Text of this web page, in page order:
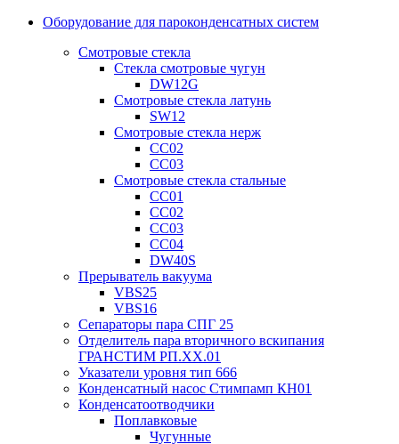
Оборудование для пароконденсатных систем
Смотровые стекла
Стекла смотровые чугун
DW12G
Смотровые стекла латунь
SW12
Смотровые стекла нерж
СС02
СС03
Смотровые стекла стальные
СС01
СС02
СС03
СС04
DW40S
Прерыватель вакуума
VBS25
VBS16
Сепараторы пара СПГ 25
Отделитель пара вторичного вскипания
ГРАНСТИМ РП.XX.01
Указатели уровня тип 666
Конденсатный насос Стимпамп КН01
Конденсатоотводчики
Поплавковые
Чугунные